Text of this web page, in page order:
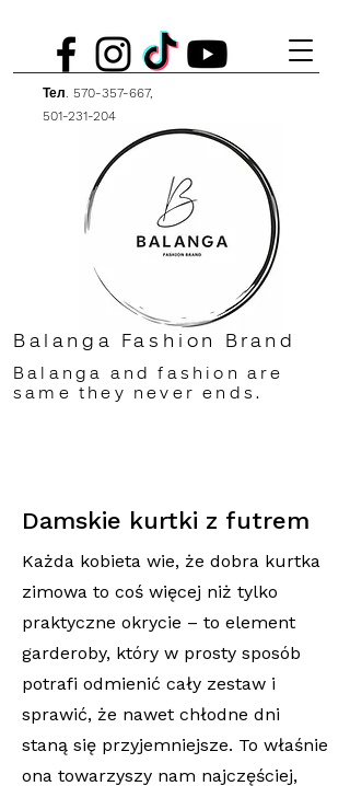
Тел. 570-357-667,
501-231-204
Balanga Fashion Brand
Balanga and fashion are
same they never ends.
Damskie kurtki z futrem
Każda kobieta wie, że dobra kurtka
zimowa to coś więcej niż tylko
praktyczne okrycie – to element
garderoby, który w prosty sposób
potrafi odmienić cały zestaw i
sprawić, że nawet chłodne dni
staną się przyjemniejsze. To właśnie
ona towarzyszy nam najczęściej,